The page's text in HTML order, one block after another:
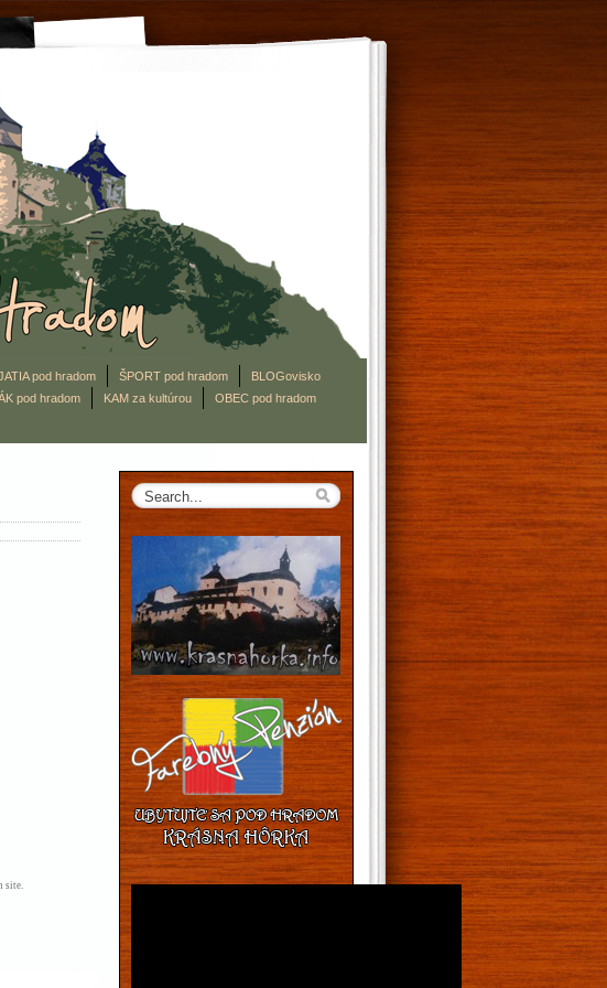
pod hradom ŠPORT pod hradom
BLOGovisko
pod hradom KAM za kultúrou
OBEC pod hradom
site.